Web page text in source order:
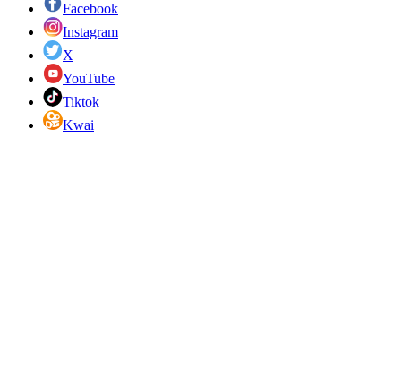
Facebook
Instagram
X
YouTube
Tiktok
Kwai